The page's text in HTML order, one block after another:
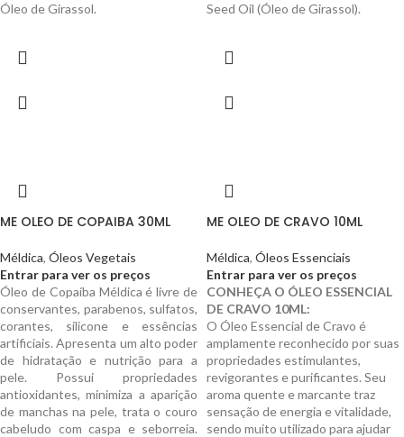
Óleo de Girassol.
Seed Oil (Óleo de Girassol).
ME OLEO DE COPAIBA 30ML
Méldica, Óleos Vegetais
Entrar para ver os preços
Óleo de Copaíba Méldica é livre de
conservantes, parabenos, sulfatos,
corantes, silicone e essências
artificiais. Apresenta um alto poder
de hidratação e nutrição para a
pele. Possui propriedades
antioxidantes, minimiza a aparição
de manchas na pele, trata o couro
cabeludo com caspa e seborreia.
ME OLEO DE CRAVO 10ML
Méldica, Óleos Essenciais
Entrar para ver os preços
CONHEÇA O ÓLEO ESSENCIAL
DE CRAVO 10ML:
O Óleo Essencial de Cravo é
amplamente reconhecido por suas
propriedades estimulantes,
revigorantes e purificantes. Seu
aroma quente e marcante traz
sensação de energia e vitalidade,
sendo muito utilizado para ajudar